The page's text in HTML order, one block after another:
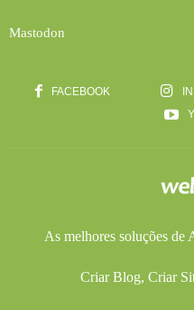
Mastodon
FACEBOOK
As melhores soluções de
Criar Blog, Criar